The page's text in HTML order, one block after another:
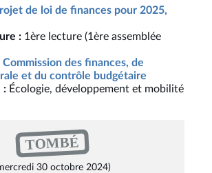
de loi de finances pour 2025,
: 1ère lecture (1ère assemblée
Commission des finances, de
et du contrôle budgétaire
: Écologie, développement et mobilité
TOMBÉ
30 octobre 2024)